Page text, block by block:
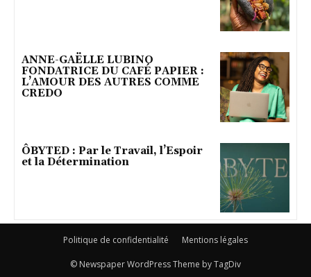
ANNE-GAËLLE LUBINO
FONDATRICE DU CAFÉ PAPIER :
L’AMOUR DES AUTRES COMME
CREDO
ÔBYTED : Par le Travail, l’Espoir
et la Détermination
Politique de confidentialité Mentions légales
© Newspaper WordPress Theme by TagDiv